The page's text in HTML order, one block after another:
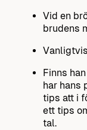
Vid en
brudens
Finns
har hans
tips att i
ett tips
tal.